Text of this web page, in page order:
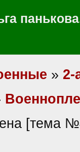
панькова
» 2-
[тема